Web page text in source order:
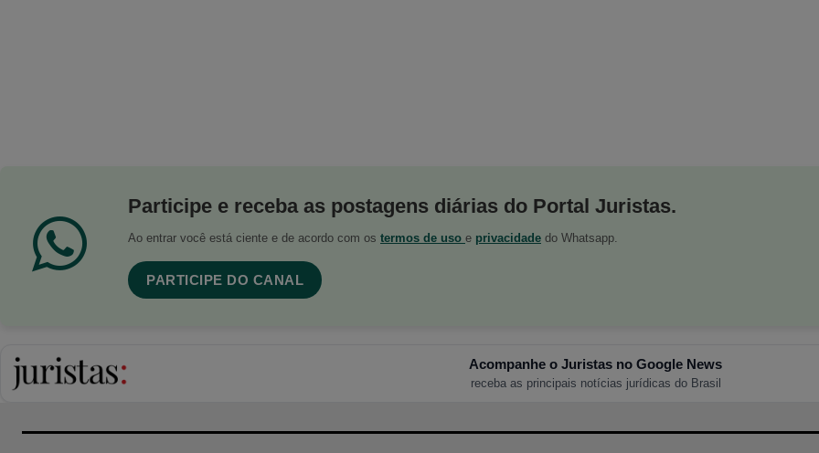
Participe e receba as postagens diárias do Portal Juristas.
Ao entrar você está ciente e de acordo com os termos de uso e privacidade do Whatsapp.
PARTICIPE DO CANAL
Acompanhe o Juristas no Google News
receba as principais notícias jurídicas do Brasil